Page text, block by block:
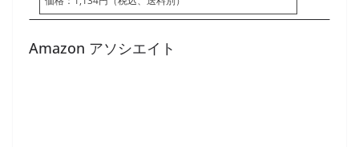
Amazon アソシエイト